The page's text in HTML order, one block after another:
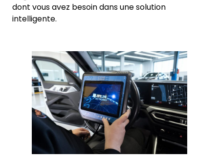
dont vous avez besoin dans une solution
intelligente.